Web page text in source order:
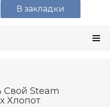
Свой Steam
Хлопот
В закладки